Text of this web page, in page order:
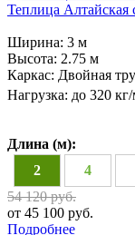
Теплица Алтайская
Ширина: 3 м
Высота: 2.75 м
Каркас: Двойная
Нагрузка: до 320
Длина (м):
2
4
54 120 руб.
от 45 100 руб.
Подробнее